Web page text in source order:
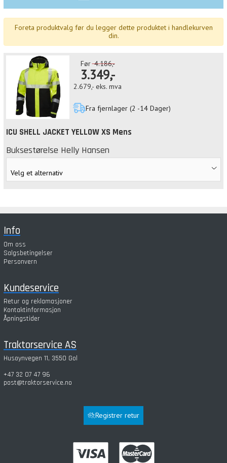
Foreta produktvalg før du legger dette produktet i handlekurven
din.
Før 4.186,-
3.349,-
2.679,- eks. mva
Fra fjernlager (2 -14 Dager)
ICU SHELL JACKET YELLOW XS Mens
Buksestørelse Helly Hansen
Info
Om oss
Salgsbetingelser
Personvern
Kundeservice
Retur og reklamasjoner
Kontaktinformasjon
Åpningstider
Traktorservice AS
Husøynvegen 11, 3550 Gol
+47 32 07 47 96
post@traktorservice.no
Registrer retur